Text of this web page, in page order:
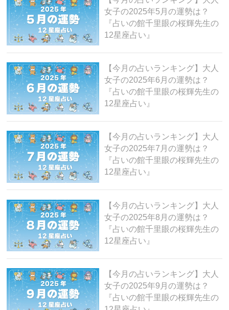
女子の2025年5月の運勢は？
『占いの館千里眼の桜輝先生の
12星座占い』
【今月の占いランキング】大人
女子の2025年6月の運勢は？
『占いの館千里眼の桜輝先生の
12星座占い』
【今月の占いランキング】大人
女子の2025年7月の運勢は？
『占いの館千里眼の桜輝先生の
12星座占い』
【今月の占いランキング】大人
女子の2025年8月の運勢は？
『占いの館千里眼の桜輝先生の
12星座占い』
【今月の占いランキング】大人
女子の2025年9月の運勢は？
『占いの館千里眼の桜輝先生の